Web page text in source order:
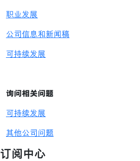
职业发展
公司信息和新闻稿
可持续发展
询问相关问题
可持续发展
其他公司问题
订阅中心